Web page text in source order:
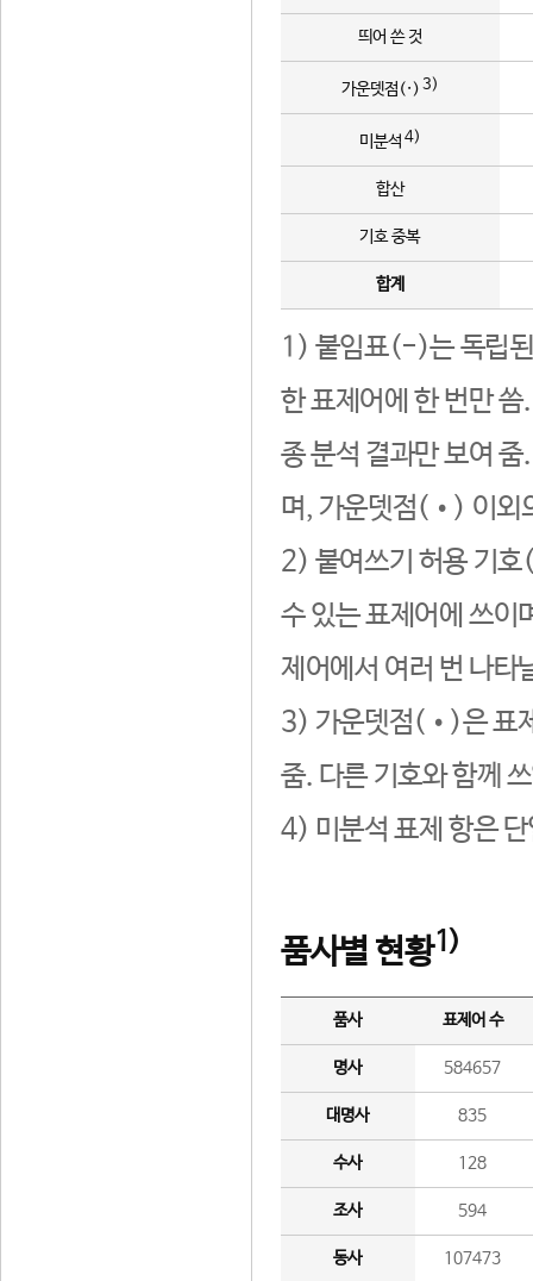
띄어 쓴 것
가운뎃점(·) 3)
미분석 4)
합산
기호 중복
합계
1) 붙임표(-)는 독립된
한 표제어에 한 번만
종 분석 결과만 보여
며, 가운뎃점(•) 이외
2) 붙여쓰기 허용 기호
수 있는 표제어에 쓰이
제어에서 여러 번 나타
3) 가운뎃점(•)은 표
줌. 다른 기호와 함께
4) 미분석 표제 항은
품사별 현황1)
품사 표제어 수
명사 584657
대명사 835
수사 128
조사 594
동사 107473